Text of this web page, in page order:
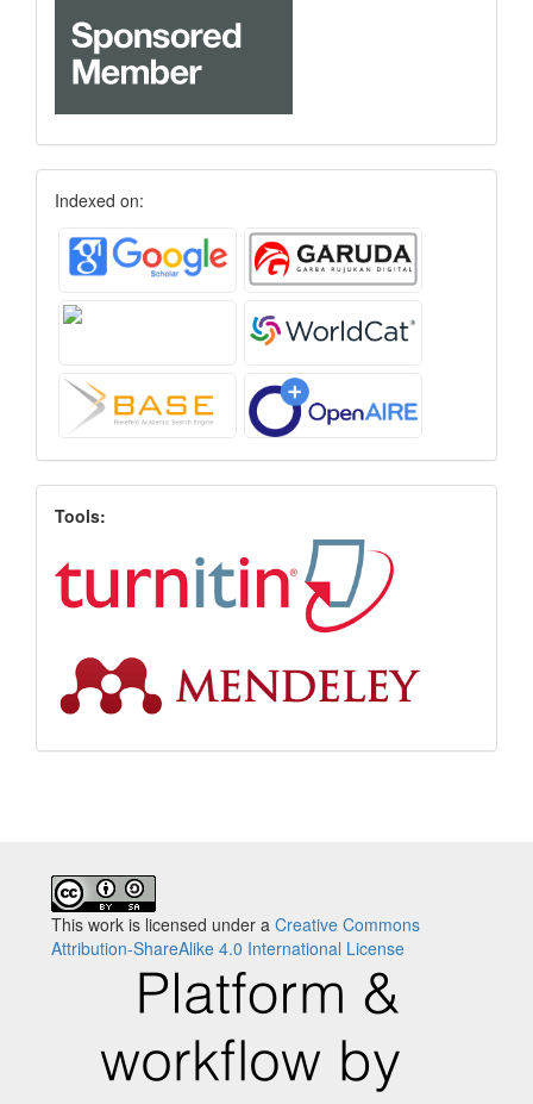
Indexed on:
Tools:
This work is licensed under a Creative Commons
Attribution-ShareAlike 4.0 International License